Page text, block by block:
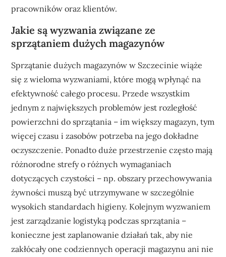
pracowników oraz klientów.
Jakie są wyzwania związane ze
sprzątaniem dużych magazynów
Sprzątanie dużych magazynów w Szczecinie wiąże
się z wieloma wyzwaniami, które mogą wpłynąć na
efektywność całego procesu. Przede wszystkim
jednym z największych problemów jest rozległość
powierzchni do sprzątania – im większy magazyn, tym
więcej czasu i zasobów potrzeba na jego dokładne
oczyszczenie. Ponadto duże przestrzenie często mają
różnorodne strefy o różnych wymaganiach
dotyczących czystości – np. obszary przechowywania
żywności muszą być utrzymywane w szczególnie
wysokich standardach higieny. Kolejnym wyzwaniem
jest zarządzanie logistyką podczas sprzątania –
konieczne jest zaplanowanie działań tak, aby nie
zakłócały one codziennych operacji magazynu ani nie